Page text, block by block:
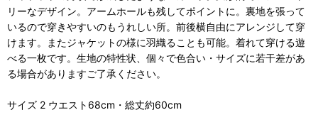
リーなデザイン。アームホールも残してポイントに。裏地を張って
いるので穿きやすいのもうれしい所。前後横自由にアレンジして穿
けます。またジャケットの様に羽織ることも可能。着れて穿ける遊
べる一枚です。生地の特性状、個々で色合い・サイズに若干差があ
る場合がありますご了承ください。
サイズ 2 ウエスト68cm・総丈約60cm